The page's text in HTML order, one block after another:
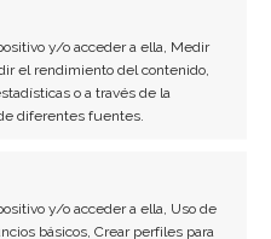
y/o acceder a ella, Medir
el rendimiento del contenido,
o a través de la
diferentes fuentes.
y/o acceder a ella, Uso de
básicos, Crear perfiles para
10 años cubriendo la
española.
artículos →